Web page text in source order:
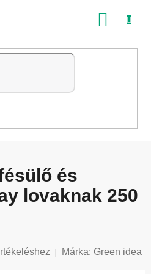
és
lovaknak 250
Márka: Green idea